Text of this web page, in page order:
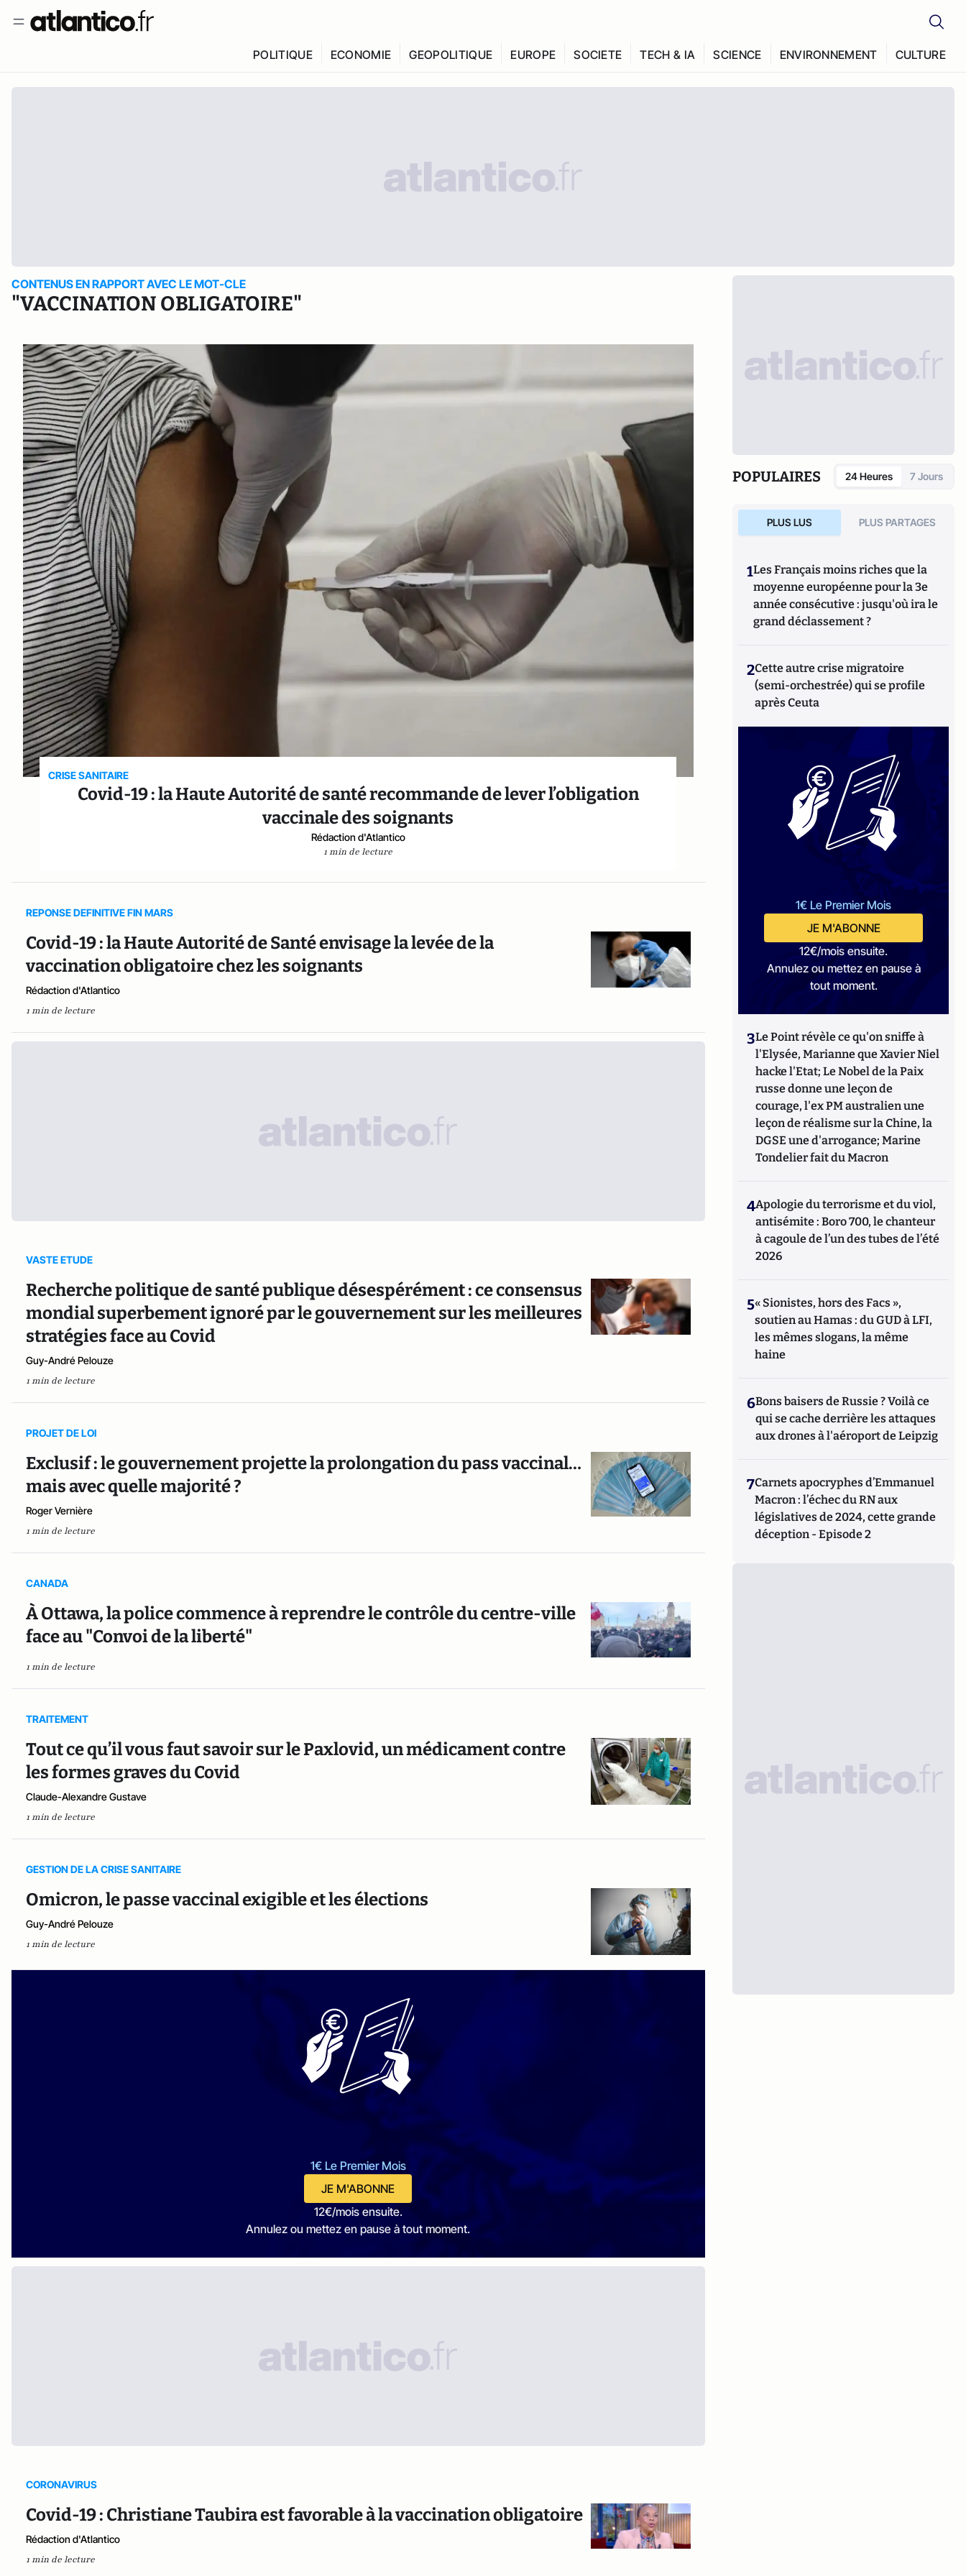
POLITIQUE ECONOMIE GEOPOLITIQUE EUROPE SOCIETE TECH & IA SCIENCE ENVIRONNEMENT CULTURE
CONTENUS EN RAPPORT AVEC LE MOT-CLE
"VACCINATION OBLIGATOIRE"
CRISE SANITAIRE
Covid-19 : la Haute Autorité de santé recommande de lever l’obligation
vaccinale des soignants
Rédaction d'Atlantico
1 min de lecture
REPONSE DEFINITIVE FIN MARS
Covid-19 : la Haute Autorité de Santé envisage la levée de la
vaccination obligatoire chez les soignants
Rédaction d'Atlantico
1 min de lecture
VASTE ETUDE
Recherche politique de santé publique désespérément : ce consensus
mondial superbement ignoré par le gouvernement sur les meilleures
stratégies face au Covid
Guy-André Pelouze
1 min de lecture
PROJET DE LOI
Exclusif : le gouvernement projette la prolongation du pass vaccinal…
mais avec quelle majorité ?
Roger Vernière
1 min de lecture
CANADA
À Ottawa, la police commence à reprendre le contrôle du centre-ville
face au "Convoi de la liberté"
1 min de lecture
TRAITEMENT
Tout ce qu’il vous faut savoir sur le Paxlovid, un médicament contre
les formes graves du Covid
Claude-Alexandre Gustave
1 min de lecture
GESTION DE LA CRISE SANITAIRE
Omicron, le passe vaccinal exigible et les élections
Guy-André Pelouze
1 min de lecture
1€ Le Premier Mois
JE M'ABONNE
12€/mois ensuite.
Annulez ou mettez en pause à tout moment.
CORONAVIRUS
Covid-19 : Christiane Taubira est favorable à la vaccination obligatoire
Rédaction d'Atlantico
1 min de lecture
POPULAIRES 24 Heures 7 Jours
PLUS LUS PLUS PARTAGES
1Les Français moins riches que la
moyenne européenne pour la 3e
année consécutive : jusqu'où ira le
grand déclassement ?
2Cette autre crise migratoire
(semi-orchestrée) qui se profile
après Ceuta
1€ Le Premier Mois
JE M'ABONNE
12€/mois ensuite.
Annulez ou mettez en pause à
tout moment.
3Le Point révèle ce qu'on sniffe à
l'Elysée, Marianne que Xavier Niel
hacke l'Etat; Le Nobel de la Paix
russe donne une leçon de
courage, l'ex PM australien une
leçon de réalisme sur la Chine, la
DGSE une d'arrogance; Marine
Tondelier fait du Macron
4Apologie du terrorisme et du viol,
antisémite : Boro 700, le chanteur
à cagoule de l’un des tubes de l’été
2026
5« Sionistes, hors des Facs »,
soutien au Hamas : du GUD à LFI,
les mêmes slogans, la même
haine
6Bons baisers de Russie ? Voilà ce
qui se cache derrière les attaques
aux drones à l'aéroport de Leipzig
7Carnets apocryphes d’Emmanuel
Macron : l’échec du RN aux
législatives de 2024, cette grande
déception - Episode 2